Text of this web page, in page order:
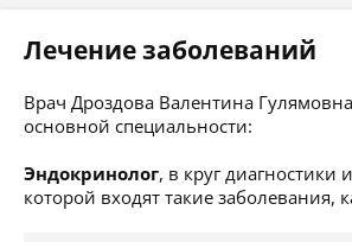
Лечение заболеваний
Врач Дроздова Валентина
основной специальности:
Эндокринолог, в круг диагностики
которой входят такие заболевания,